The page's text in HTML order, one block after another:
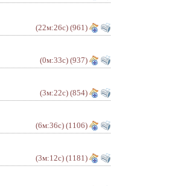
(22м:26с) (961)
(0м:33с) (937)
(3м:22с) (854)
(6м:36с) (1106)
(3м:12с) (1181)